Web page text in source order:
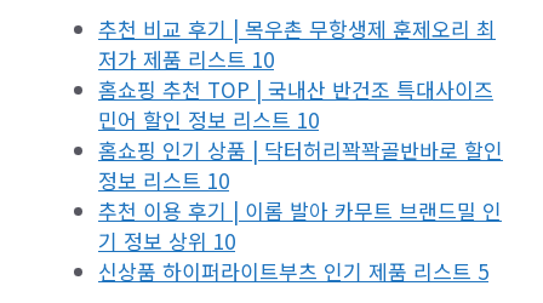
추천 비교 후기 | 목우촌 무항생제 훈제오리 최
저가 제품 리스트 10
홈쇼핑 추천 TOP | 국내산 반건조 특대사이즈
민어 할인 정보 리스트 10
홈쇼핑 인기 상품 | 닥터허리꽉꽉골반바로 할인
정보 리스트 10
추천 이용 후기 | 이롬 발아 카무트 브랜드밀 인
기 정보 상위 10
신상품 하이퍼라이트부츠 인기 제품 리스트 5